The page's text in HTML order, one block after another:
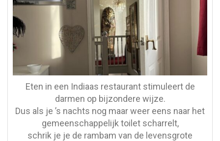
Eten in een Indiaas restaurant stimuleert de
darmen op bijzondere wijze.
Dus als je ’s nachts nog maar weer eens naar het
gemeenschappelijk toilet scharrelt,
schrik je je de rambam van de levensgrote